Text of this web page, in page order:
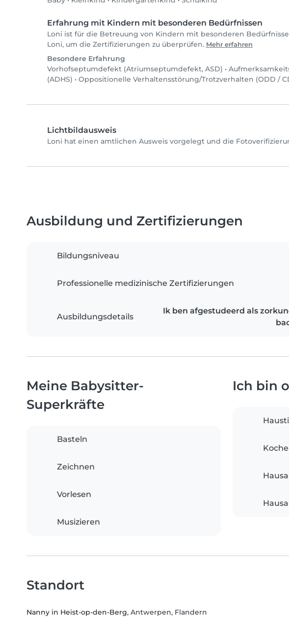
Erfahrung mit Kindern mit besonderen Bedürfnissen
Loni ist für die Betreuung von Kindern mit besonderen
Loni, um die Zertifizierungen zu überprüfen. Mehr erfahren
Besondere Erfahrung
Vorhofseptumdefekt (Atriumseptumdefekt, ASD) •
(ADHS) • Oppositionelle Verhaltensstörung/Trotzverhalten (ODD /
Lichtbildausweis
Loni hat einen amtlichen Ausweis vorgelegt und die
Ausbildung und Zertifizierungen
Bildungsniveau
Professionelle medizinische Zertifizierungen
Ausbildungsdetails
Ik ben afgestudeerd als
Meine Babysitter-
Superkräfte
Basteln
Zeichnen
Vorlesen
Musizieren
Ich bin
Standort
Nanny in Heist-op-den-Berg, Antwerpen, Flandern